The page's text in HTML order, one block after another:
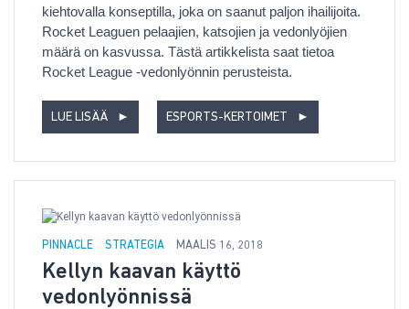
kiehtovalla konseptilla, joka on saanut paljon ihailijoita.
Rocket Leaguen pelaajien, katsojien ja vedonlyöjien
määrä on kasvussa. Tästä artikkelista saat tietoa
Rocket League -vedonlyönnin perusteista.
LUE LISÄÄ ► ESPORTS-KERTOIMET ►
PINNACLE STRATEGIA MAALIS 16, 2018
Kellyn kaavan käyttö
vedonlyönnissä